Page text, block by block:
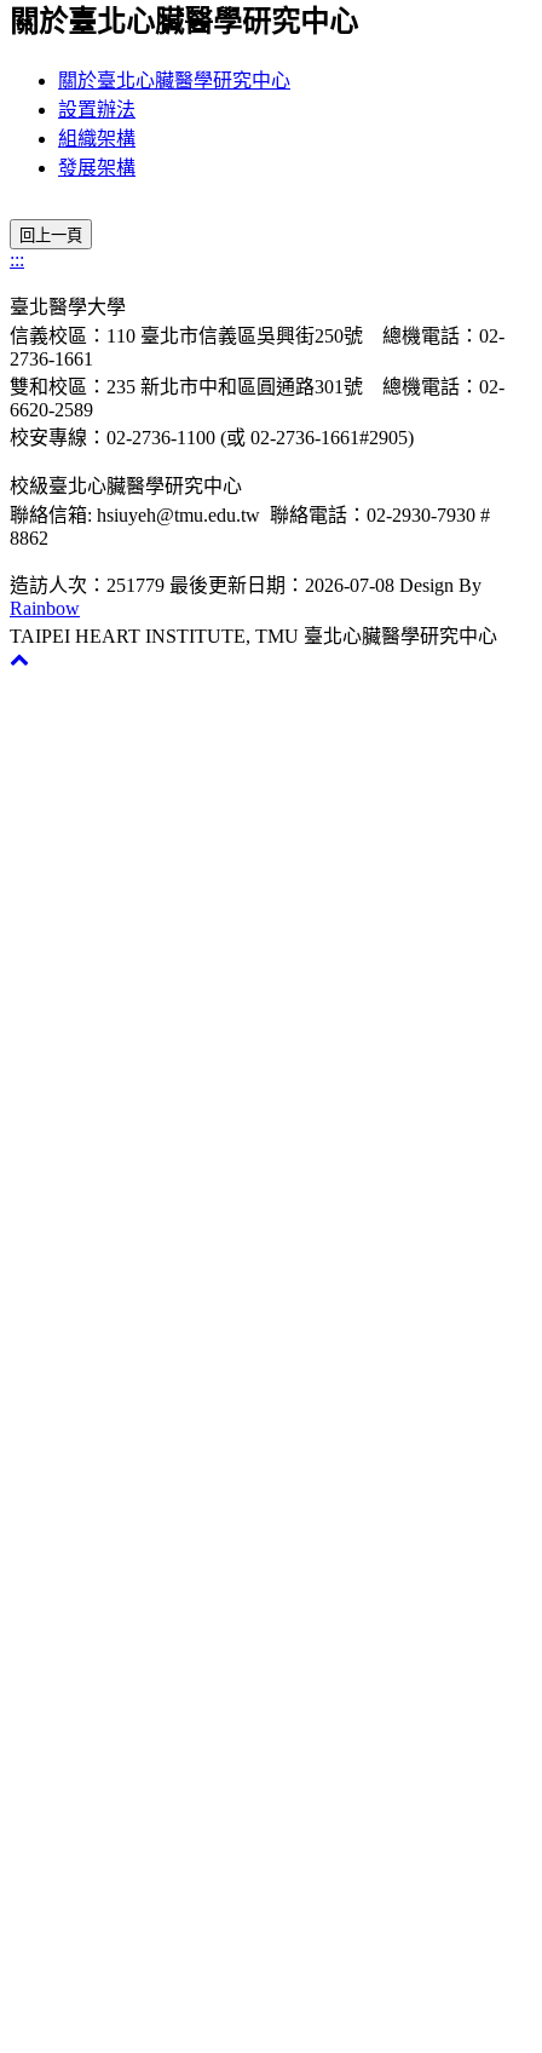
關於臺北心臟醫學研究中心
關於臺北心臟醫學研究中心
設置辦法
組織架構
發展架構
:::
臺北醫學大學
信義校區：110 臺北市信義區吳興街250號 總機電話：02-
2736-1661
雙和校區：235 新北市中和區圓通路301號 總機電話：02-
6620-2589
校安專線：02-2736-1100 (或 02-2736-1661#2905)
校級臺北心臟醫學研究中心
聯絡信箱: hsiuyeh@tmu.edu.tw 聯絡電話：02-2930-7930 #
8862
造訪人次：251779 最後更新日期：2026-07-08 Design By
Rainbow
TAIPEI HEART INSTITUTE, TMU 臺北心臟醫學研究中心